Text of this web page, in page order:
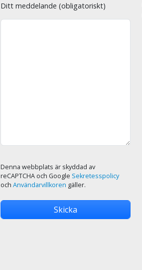
Ditt meddelande (obligatoriskt)
Denna webbplats är skyddad av
reCAPTCHA och Google Sekretesspolicy
och Användarvillkoren gäller.